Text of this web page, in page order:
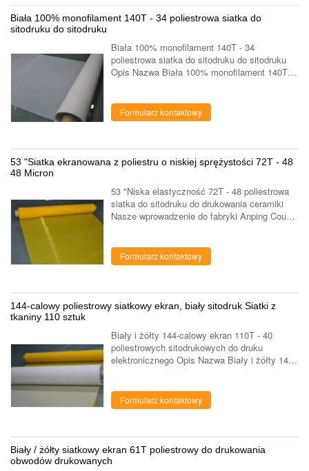
Biała 100% monofilament 140T - 34 poliestrowa siatka do
sitodruku do sitodruku
Biała 100% monofilament 140T - 34
poliestrowa siatka do sitodruku do sitodruku
Opis Nazwa Biała 100% monofilament 140T -
Formularz kontaktowy
53 "Siatka ekranowana z poliestru o niskiej sprężystości 72T - 48
48 Micron
53 "Niska elastyczność 72T - 48 poliestrowa
siatka do sitodruku do drukowania ceramiki
Nasze wprowadzenie do fabryki Anping County
Formularz kontaktowy
144-calowy poliestrowy siatkowy ekran, biały sitodruk Siatki z
tkaniny 110 sztuk
Biały i żółty 144-calowy ekran 110T - 40
poliestrowych sitodrukowych do druku
elektronicznego Opis Nazwa Biały i żółty 144-
...
Formularz kontaktowy
Biały / żółty siatkowy ekran 61T poliestrowy do drukowania
obwodów drukowanych